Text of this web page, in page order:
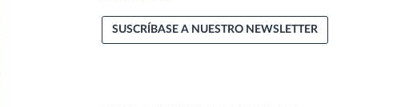
SUSCRÍBASE A NUESTRO NEWSLETTER